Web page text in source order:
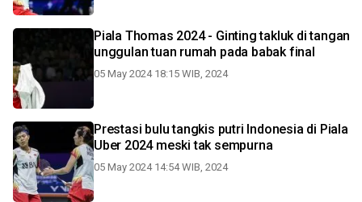
Piala Thomas 2024 - Ginting takluk di tangan
unggulan tuan rumah pada babak final
05 May 2024 18:15 WIB, 2024
Prestasi bulu tangkis putri Indonesia di Piala
Uber 2024 meski tak sempurna
05 May 2024 14:54 WIB, 2024